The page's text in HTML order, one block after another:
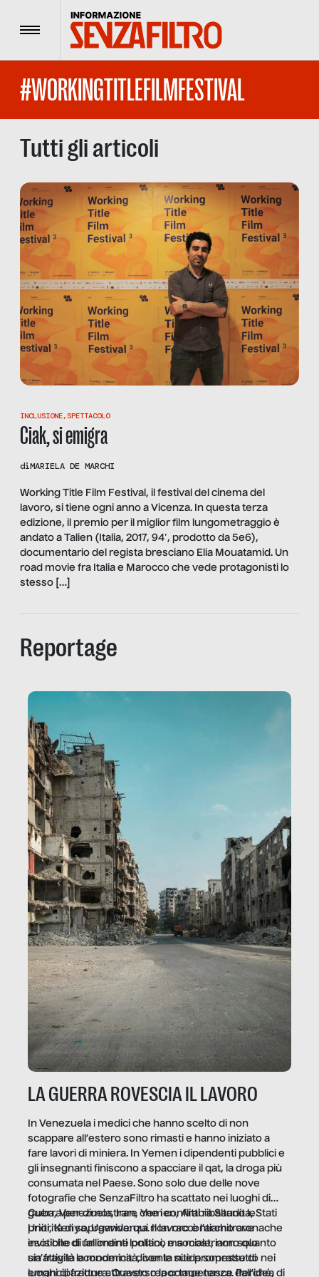
Menu
#WORKINGTITLEFILMFESTIVAL
Tutti gli articoli
INCLUSIONE, SPETTACOLO
Ciak, si emigra
diMARIELA DE MARCHI
Working Title Film Festival, il festival del cinema del
lavoro, si tiene ogni anno a Vicenza. In questa terza
edizione, il premio per il miglior film lungometraggio è
andato a Talien (Italia, 2017, 94′, prodotto da 5e6),
documentario del regista bresciano Elia Mouatamid. Un
road movie fra Italia e Marocco che vede protagonisti lo
stesso […]
Reportage
LA GUERRA ROVESCIA IL LAVORO
In Venezuela i medici che hanno scelto di non
scappare all’estero sono rimasti e hanno iniziato a
fare lavori di miniera. In Yemen i dipendenti pubblici e
gli insegnanti finiscono a spacciare il qat, la droga più
consumata nel Paese. Sono solo due delle nove
fotografie che SenzaFiltro ha scattato nei luoghi di
guerra per dimostrare che i conflitti ribaltano le
priorità di sopravvivenza. Il lavoro è l’architrave
invisibile di un ordine politico e sociale, non solo
un’attività economica: diventa nitida soprattutto nei
luoghi di frattura. Questo reportage nasce dall’idea
Cuba, Venezuela, Iran, Yemen, Arabia Saudita, Stati
Uniti, Kenya, Uganda: qui non raccontiamo cronache
esotiche di fallimenti lontani, ma mostriamo quanto
sia fragile la modernità, con le sue promesse di
emancipazione attraverso la competenza. Perché, di